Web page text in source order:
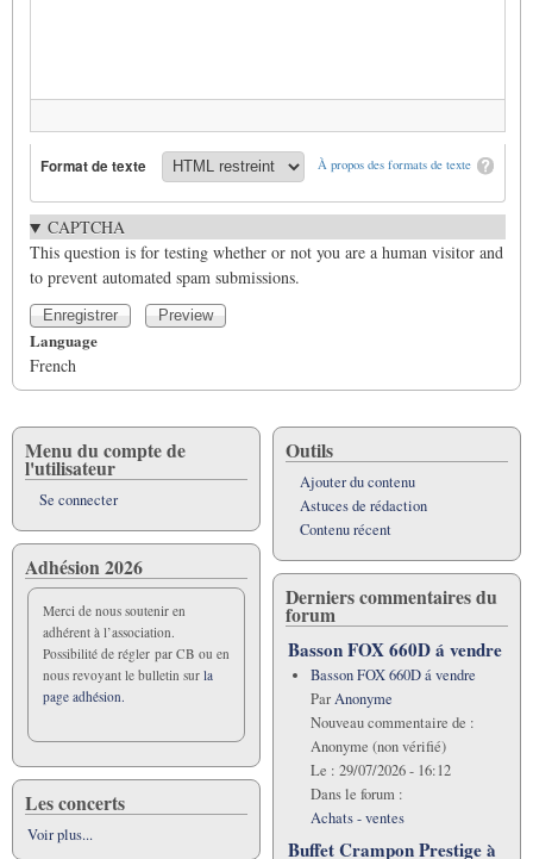
À propos des formats de texte
Format de texte
CAPTCHA
This question is for testing whether or not you are a human visitor and
to prevent automated spam submissions.
Language
French
Menu du compte de
l'utilisateur
Se connecter
Adhésion 2026
Merci de nous soutenir en
adhérent à l’association.
Possibilité de régler par CB ou en
nous revoyant le bulletin sur la
page adhésion.
Les concerts
Voir plus...
Outils
Ajouter du contenu
Astuces de rédaction
Contenu récent
Derniers commentaires du
forum
Basson FOX 660D á vendre
Basson FOX 660D á vendre
ParAnonyme
Nouveau commentaire de :
Anonyme (non vérifié)
Le : 29/07/2026 - 16:12
Dans le forum :
Achats - ventes
Buffet Crampon Prestige à